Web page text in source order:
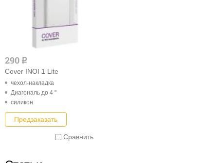
290 q
Cover INOI 1 Lite
чехол-накладка
Диагональ до 4 "
силикон
Предзаказать
Сравнить